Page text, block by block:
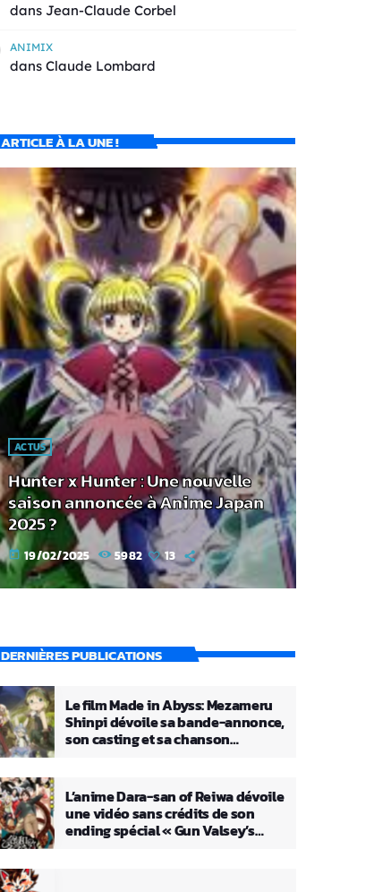
dans Jean-Claude Corbel
ANIMIX
dans Claude Lombard
ARTICLE À LA UNE !
ACTUS
Hunter x Hunter : Une nouvelle
saison annoncée à Anime Japan
2025 ?
today 19/02/2025 5982 13
DERNIÈRES PUBLICATIONS
Le film Made in Abyss: Mezameru
Shinpi dévoile sa bande-annonce,
son casting et sa chanson
L’anime Dara-san of Reiwa dévoile
une vidéo sans crédits de son
ending spécial « Gun Valsey’s